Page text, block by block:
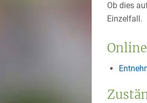
Ob dies
Einzelfall.